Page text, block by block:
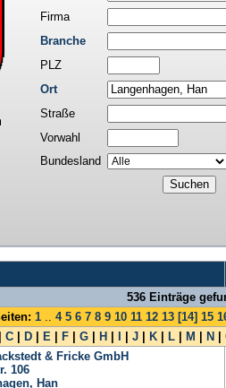
Firma
Branche
PLZ
Ort
Straße
Vorwahl
Bundesland
536 Einträge
1 .. 4 5 6 7 8 9 10 11 12 13 [14] 15
C D E F G H J K L M N
& Fricke GmbH
106
Han